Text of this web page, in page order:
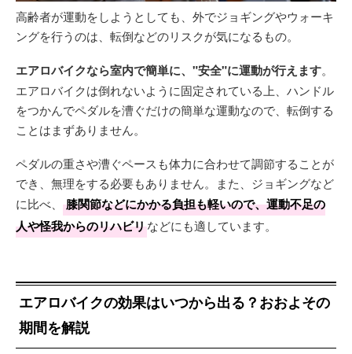
高齢者が運動をしようとしても、外でジョギングやウォーキ
ングを行うのは、転倒などのリスクが気になるもの。
エアロバイクなら室内で簡単に、"安全"に運動が行えます。
エアロバイクは倒れないように固定されている上、ハンドル
をつかんでペダルを漕ぐだけの簡単な運動なので、転倒する
ことはまずありません。
ペダルの重さや漕ぐペースも体力に合わせて調節することが
でき、無理をする必要もありません。また、ジョギングなど
に比べ、
膝関節などにかかる負担も軽いので、運動不足の
人や怪我からのリハビリなどにも適しています。
エアロバイクの効果はいつから出る？おおよその
期間を解説